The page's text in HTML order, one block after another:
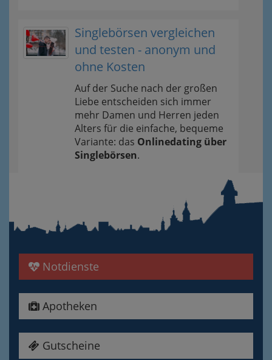
Singlebörsen vergleichen
und testen - anonym und
ohne Kosten
Auf der Suche nach der großen
Liebe entscheiden sich immer
mehr Damen und Herren jeden
Alters für die einfache, bequeme
Variante: das Onlinedating über
Singlebörsen.
Notdienste
Apotheken
Gutscheine